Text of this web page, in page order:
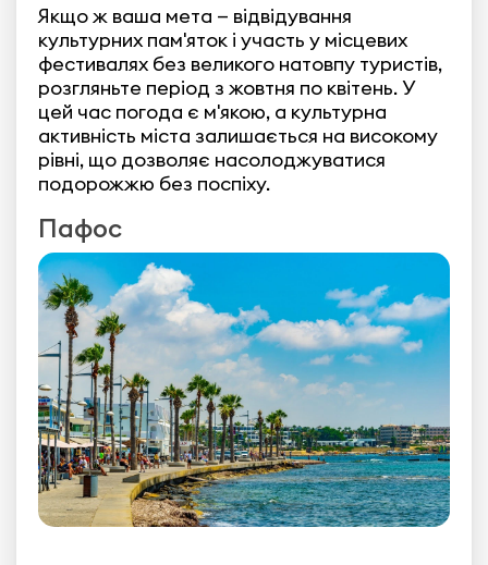
Якщо ж ваша мета — відвідування
культурних пам'яток і участь у місцевих
фестивалях без великого натовпу туристів,
розгляньте період з жовтня по квітень. У
цей час погода є м'якою, а культурна
активність міста залишається на високому
рівні, що дозволяє насолоджуватися
подорожжю без поспіху.
Пафос